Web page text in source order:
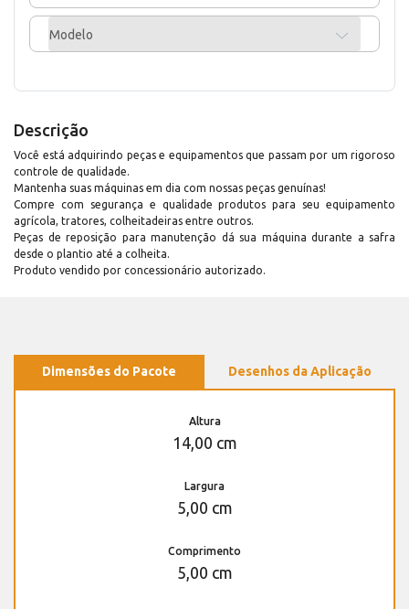
Modelo
Descrição
Você está adquirindo peças e equipamentos que passam por um rigoroso
controle de qualidade.
Mantenha suas máquinas em dia com nossas peças genuínas!
Compre com segurança e qualidade produtos para seu equipamento
agrícola, tratores, colheitadeiras entre outros.
Peças de reposição para manutenção dá sua máquina durante a safra
desde o plantio até a colheita.
Produto vendido por concessionário autorizado.
Dimensões do Pacote Desenhos da Aplicação
Altura
14,00 cm
Largura
5,00 cm
Comprimento
5,00 cm